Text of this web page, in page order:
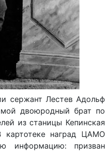
сержант Лестев Адольф
двоюродный брат по
из станицы Кепинская
картотеке наград ЦАМО
информацию: призван